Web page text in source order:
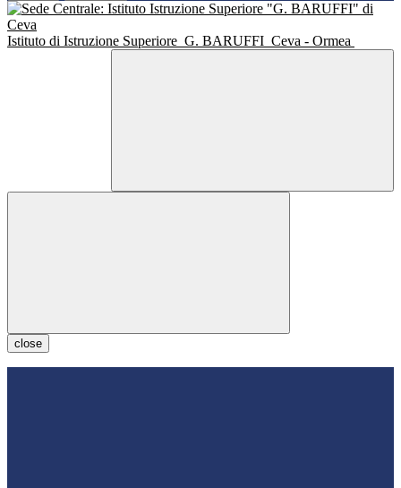
Istituto di Istruzione Superiore G. BARUFFI Ceva - Ormea
close